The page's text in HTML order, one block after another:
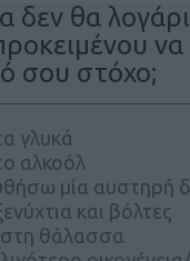
δεν θα
να
σου στόχο;
γλυκά
αλκοόλ
μία αυστηρή
και βόλτες
θάλασσα